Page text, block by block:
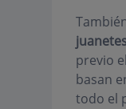
previo
basan
todo el